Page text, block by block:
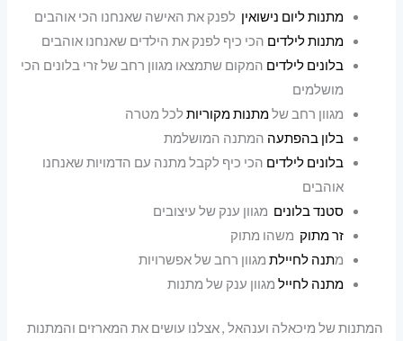
מתנות ליום נישואין לפנק את האישה שאנחנו הכי אוהבים
מתנות לילדים הכי כיף לפנק את הילדים שאנחנו אוהבים
בלונים לילדים המקום שתמצאו מגוון רחב של זרי בלונים הכי
מושלמים
מגוון רחב שלמתנות מקוריותלכל מטרה
בלון בהפתעה המתנה המושלמת
בלונים לילדים הכי כיף לקבל מתנה עם הדמויות שאנחנו
אוהבים
סטנד בלונים מגוון ענק של עיצובים
זר מתוק משהו מתוק
מתנה לחיילת מגוון רחב של אפשרויות
מתנה לחייל מגוון ענק של מתנות
המתנות של מיכאלה וענהאל , אצלנו עושים את המארזים והמתנות